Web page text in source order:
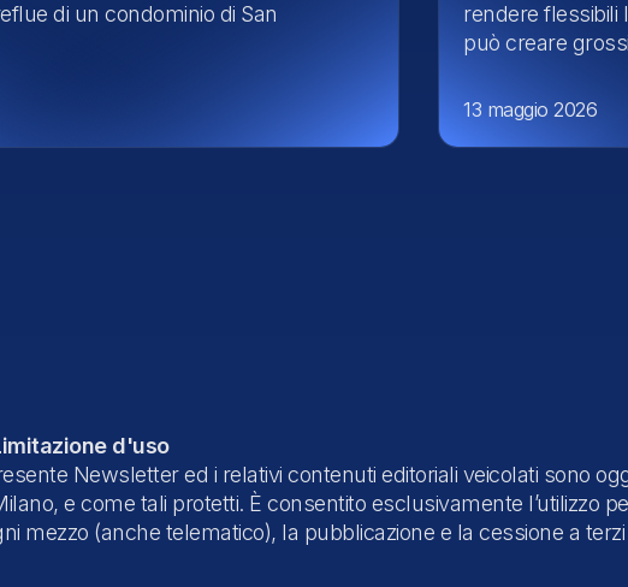
di un condominio di San
rendere flessibili
può creare
13 maggio 2026
d'uso
Newsletter ed i relativi contenuti editoriali veicolati sono
e come tali protetti. È consentito esclusivamente l’utilizzo
mezzo (anche telematico), la pubblicazione e la cessione a